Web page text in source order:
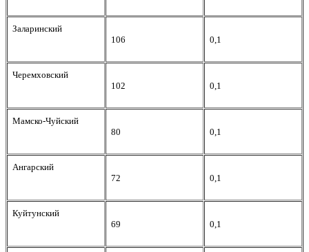
Заларинский
106
0,1
Черемховский
102
0,1
Мамско-Чуйский
80
0,1
Ангарский
72
0,1
Куйтунский
69
0,1